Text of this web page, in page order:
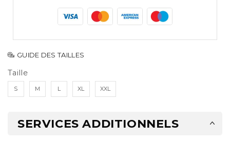
GUIDE DES TAILLES
Taille
S M L XL XXL
SERVICES ADDITIONNELS